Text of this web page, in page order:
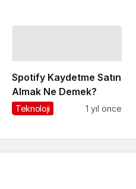
Spotify Kaydetme Satın
Almak Ne Demek?
Teknoloji 1 yıl önce